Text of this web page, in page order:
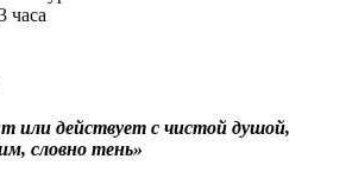
часа
или действует с чистой душой,
словно тень»